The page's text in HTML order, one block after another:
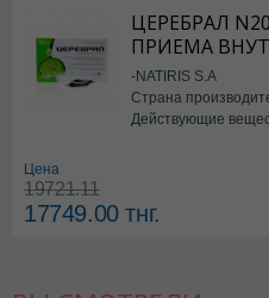
ЦЕРЕБРАЛ
ПРИЕМА
-NATIRIS S.A
Страна
Действующие
Цена
19721.11
17749.00тнг.